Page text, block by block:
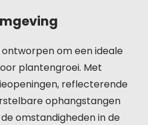
om een ideale
plantengroei. Met
reflecterende
ophangstangen
omstandigheden in de